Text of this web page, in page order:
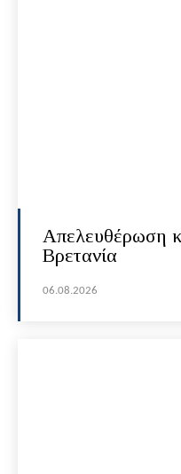
Απελευθέρωση
Βρετανία
06.08.2026